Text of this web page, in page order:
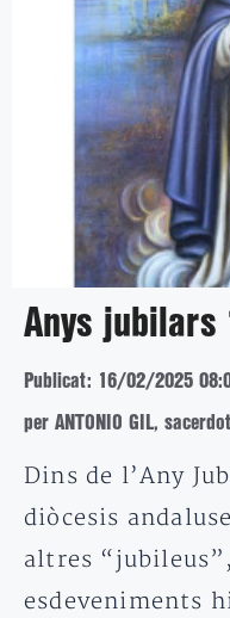
Anys jubilars
Publicat: 16/02/2025
per ANTONIO GIL,
Dins de l’Any
diòcesis
altres
esdeveniments